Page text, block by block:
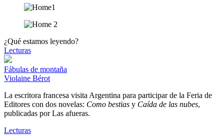
¿Qué estamos leyendo?
Lecturas
Fábulas de montaña
Violaine Bérot
La escritora francesa visita Argentina para participar de la Feria de
Editores con dos novelas: Como bestias y Caída de las nubes,
publicadas por Las afueras.
Lecturas